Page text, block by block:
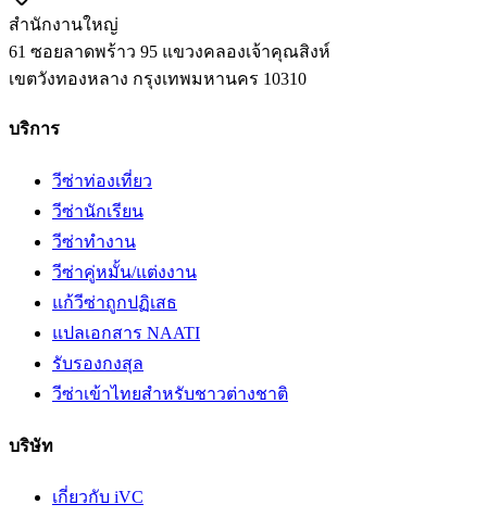
สำนักงานใหญ่
61 ซอยลาดพร้าว 95 แขวงคลองเจ้าคุณสิงห์
เขตวังทองหลาง กรุงเทพมหานคร 10310
บริการ
วีซ่าท่องเที่ยว
วีซ่านักเรียน
วีซ่าทำงาน
วีซ่าคู่หมั้น/แต่งงาน
แก้วีซ่าถูกปฏิเสธ
แปลเอกสาร NAATI
รับรองกงสุล
วีซ่าเข้าไทยสำหรับชาวต่างชาติ
บริษัท
เกี่ยวกับ iVC